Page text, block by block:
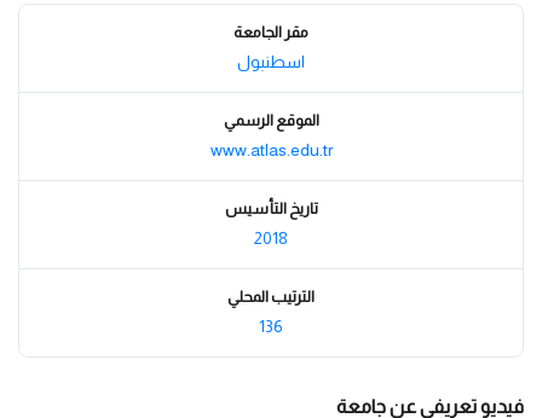
مقر الجامعة
اسطنبول
الموقع الرسمي
www.atlas.edu.tr
تاريخ التأسيس
2018
الترتيب المحلي
136
فيديو تعريفي عن جامعة